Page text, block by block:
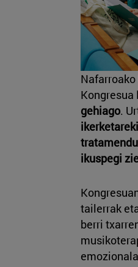
Kongresua
gehiago.
ikuspegi
tailerrak
berri